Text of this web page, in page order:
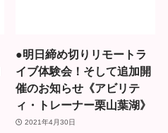
●明日締め切りリモートラ
イブ体験会！そして追加開
催のお知らせ《アビリテ
ィ・トレーナー栗山葉湖》
2021年4月30日